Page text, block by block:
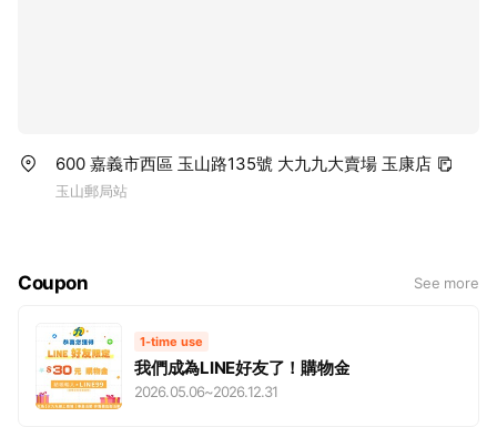
600 嘉義市西區 玉山路135號 大九九大賣場 玉康店
玉山郵局站
Coupon See more
1-time use
我們成為LINE好友了！購物金
2026.05.06~2026.12.31